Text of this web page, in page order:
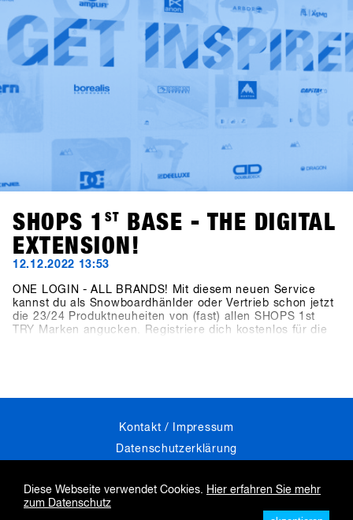
Diese Webseite verwendet Cookies. Hier erfahren Sie mehr
zum Datenschutz
SHOPS 1 ST
BASE - THE DIGITAL
EXTENSION!
12.12.2022 13:53
ONE LOGIN - ALL BRANDS! Mit diesem neuen Service
kannst du als Snowboardhänlder oder Vertrieb schon jetzt
die 23/24 Produktneuheiten von (fast) allen SHOPS 1st
TRY Marken angucken. Registriere dich kostenlos für die
Skip
Kontakt / Impressum
Datenschutzerklärung